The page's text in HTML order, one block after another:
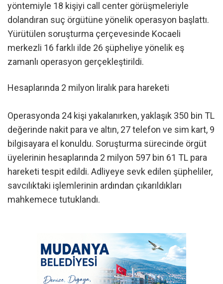
yöntemiyle 18 kişiyi call center görüşmeleriyle
dolandıran suç örgütüne yönelik operasyon başlattı.
Yürütülen soruşturma çerçevesinde Kocaeli
merkezli 16 farklı ilde 26 şüpheliye yönelik eş
zamanlı operasyon gerçekleştirildi.
Hesaplarında 2 milyon liralık para hareketi
Operasyonda 24 kişi yakalanırken, yaklaşık 350 bin TL
değerinde nakit para ve altın, 27 telefon ve sim kart, 9
bilgisayara el konuldu. Soruşturma sürecinde örgüt
üyelerinin hesaplarında 2 milyon 597 bin 61 TL para
hareketi tespit edildi. Adliyeye sevk edilen şüpheliler,
savcılıktaki işlemlerinin ardından çıkarıldıkları
mahkemece tutuklandı.